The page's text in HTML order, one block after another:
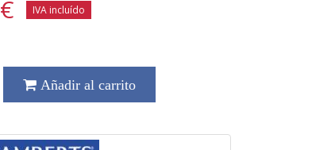
€ IVA incluído
Añadir al carrito